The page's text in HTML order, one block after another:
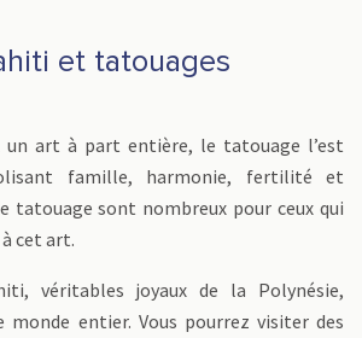
et tatouages
un art à part entière, le tatouage l’est
famille, harmonie, fertilité et
tatouage sont nombreux pour ceux qui
cet art.
véritables joyaux de la Polynésie,
monde entier. Vous pourrez visiter des